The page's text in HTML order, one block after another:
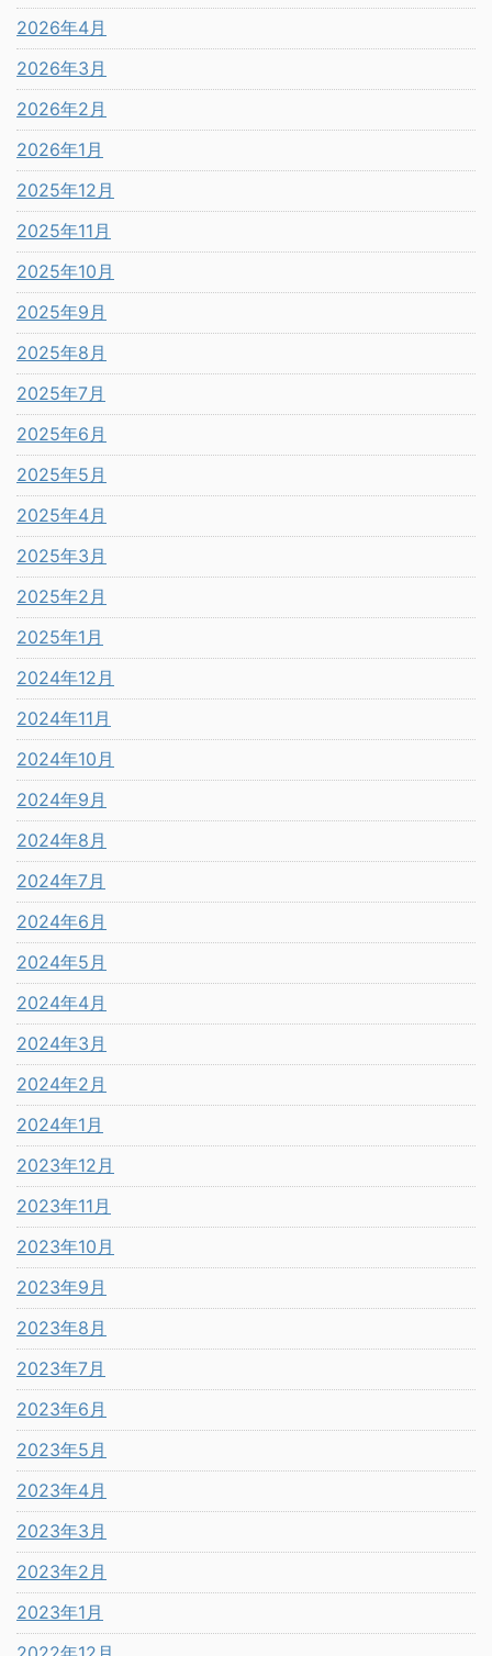
2026年4月
2026年3月
2026年2月
2026年1月
2025年12月
2025年11月
2025年10月
2025年9月
2025年8月
2025年7月
2025年6月
2025年5月
2025年4月
2025年3月
2025年2月
2025年1月
2024年12月
2024年11月
2024年10月
2024年9月
2024年8月
2024年7月
2024年6月
2024年5月
2024年4月
2024年3月
2024年2月
2024年1月
2023年12月
2023年11月
2023年10月
2023年9月
2023年8月
2023年7月
2023年6月
2023年5月
2023年4月
2023年3月
2023年2月
2023年1月